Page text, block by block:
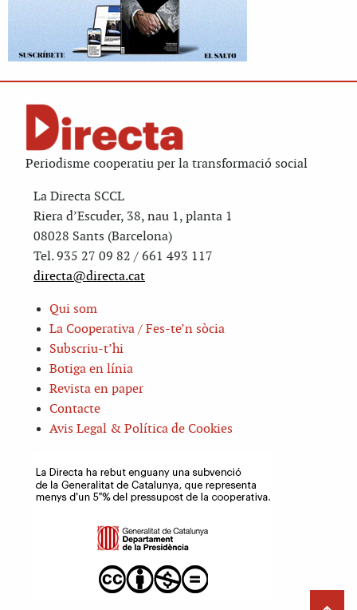
Periodisme cooperatiu per la transformació social
La Directa SCCL
Riera d’Escuder, 38, nau 1, planta 1
08028 Sants (Barcelona)
Tel. 935 27 09 82 / 661 493 117
directa@directa.cat
Qui som
La Cooperativa / Fes-te’n sòcia
Subscriu-t’hi
Botiga en línia
Revista en paper
Contacte
Avis Legal & Política de Cookies